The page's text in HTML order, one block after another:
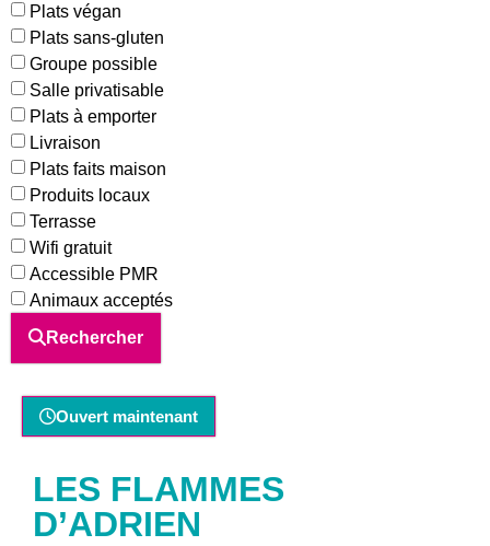
Plats végan
Plats sans-gluten
Groupe possible
Salle privatisable
Plats à emporter
Livraison
Plats faits maison
Produits locaux
Terrasse
Wifi gratuit
Accessible PMR
Animaux acceptés
Rechercher
Ouvert maintenant
LES FLAMMES
D’ADRIEN